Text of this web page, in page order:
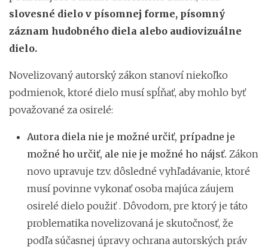
slovesné dielo v písomnej forme, písomný
záznam hudobného diela alebo audiovizuálne
dielo.
Novelizovaný autorský zákon stanoví niekoľko
podmienok, ktoré dielo musí spĺňať, aby mohlo byť
považované za osirelé:
Autora diela nie je možné určiť, prípadne je
možné ho určiť, ale nie je možné ho nájsť. Zákon
novo upravuje tzv. dôsledné vyhľadávanie, ktoré
musí povinne vykonať osoba majúca záujem
osirelé dielo použiť . Dôvodom, pre ktorý je táto
problematika novelizovaná je skutočnosť, že
podľa súčasnej úpravy ochrana autorských práv